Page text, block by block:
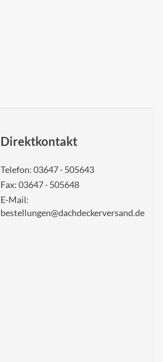
Direktkontakt
Telefon: 03647 - 505643
Fax: 03647 - 505648
E-Mail:
bestellungen@dachdeckerversand.de